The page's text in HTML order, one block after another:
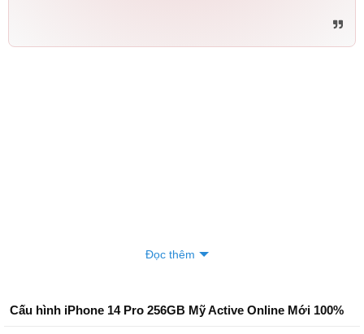
Đọc thêm
Cấu hình iPhone 14 Pro 256GB Mỹ Active Online Mới 100%